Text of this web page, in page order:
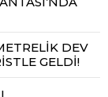
DEV
GELDİ!